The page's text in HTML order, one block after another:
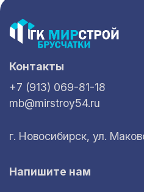
Контакты
+7 (913) 069-81-18
mb@mirstroy54.ru
г. Новосибирск, ул.
Напишите нам